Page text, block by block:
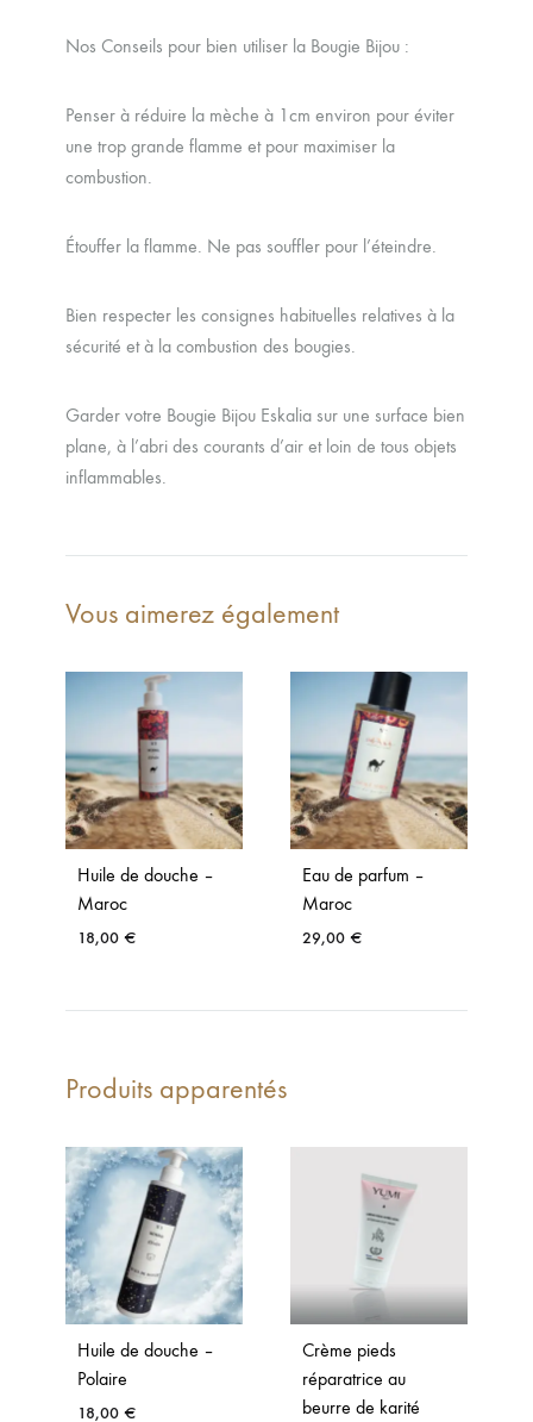
Nos Conseils pour bien utiliser la Bougie Bijou :
Penser à réduire la mèche à 1cm environ pour éviter
une trop grande flamme et pour maximiser la
combustion.
Étouffer la flamme. Ne pas souffler pour l’éteindre.
Bien respecter les consignes habituelles relatives à la
sécurité et à la combustion des bougies.
Garder votre Bougie Bijou Eskalia sur une surface bien
plane, à l’abri des courants d’air et loin de tous objets
inflammables.
Vous aimerez également
Huile de douche –
Maroc
18,00 €
Eau de parfum –
Maroc
29,00 €
Produits apparentés
Huile de douche –
Polaire
18,00 €
Crème pieds
réparatrice au
beurre de karité